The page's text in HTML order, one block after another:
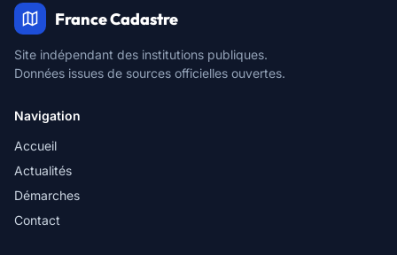
France Cadastre
Site indépendant des institutions publiques.
Données issues de sources officielles ouvertes.
Navigation
Accueil
Actualités
Démarches
Contact